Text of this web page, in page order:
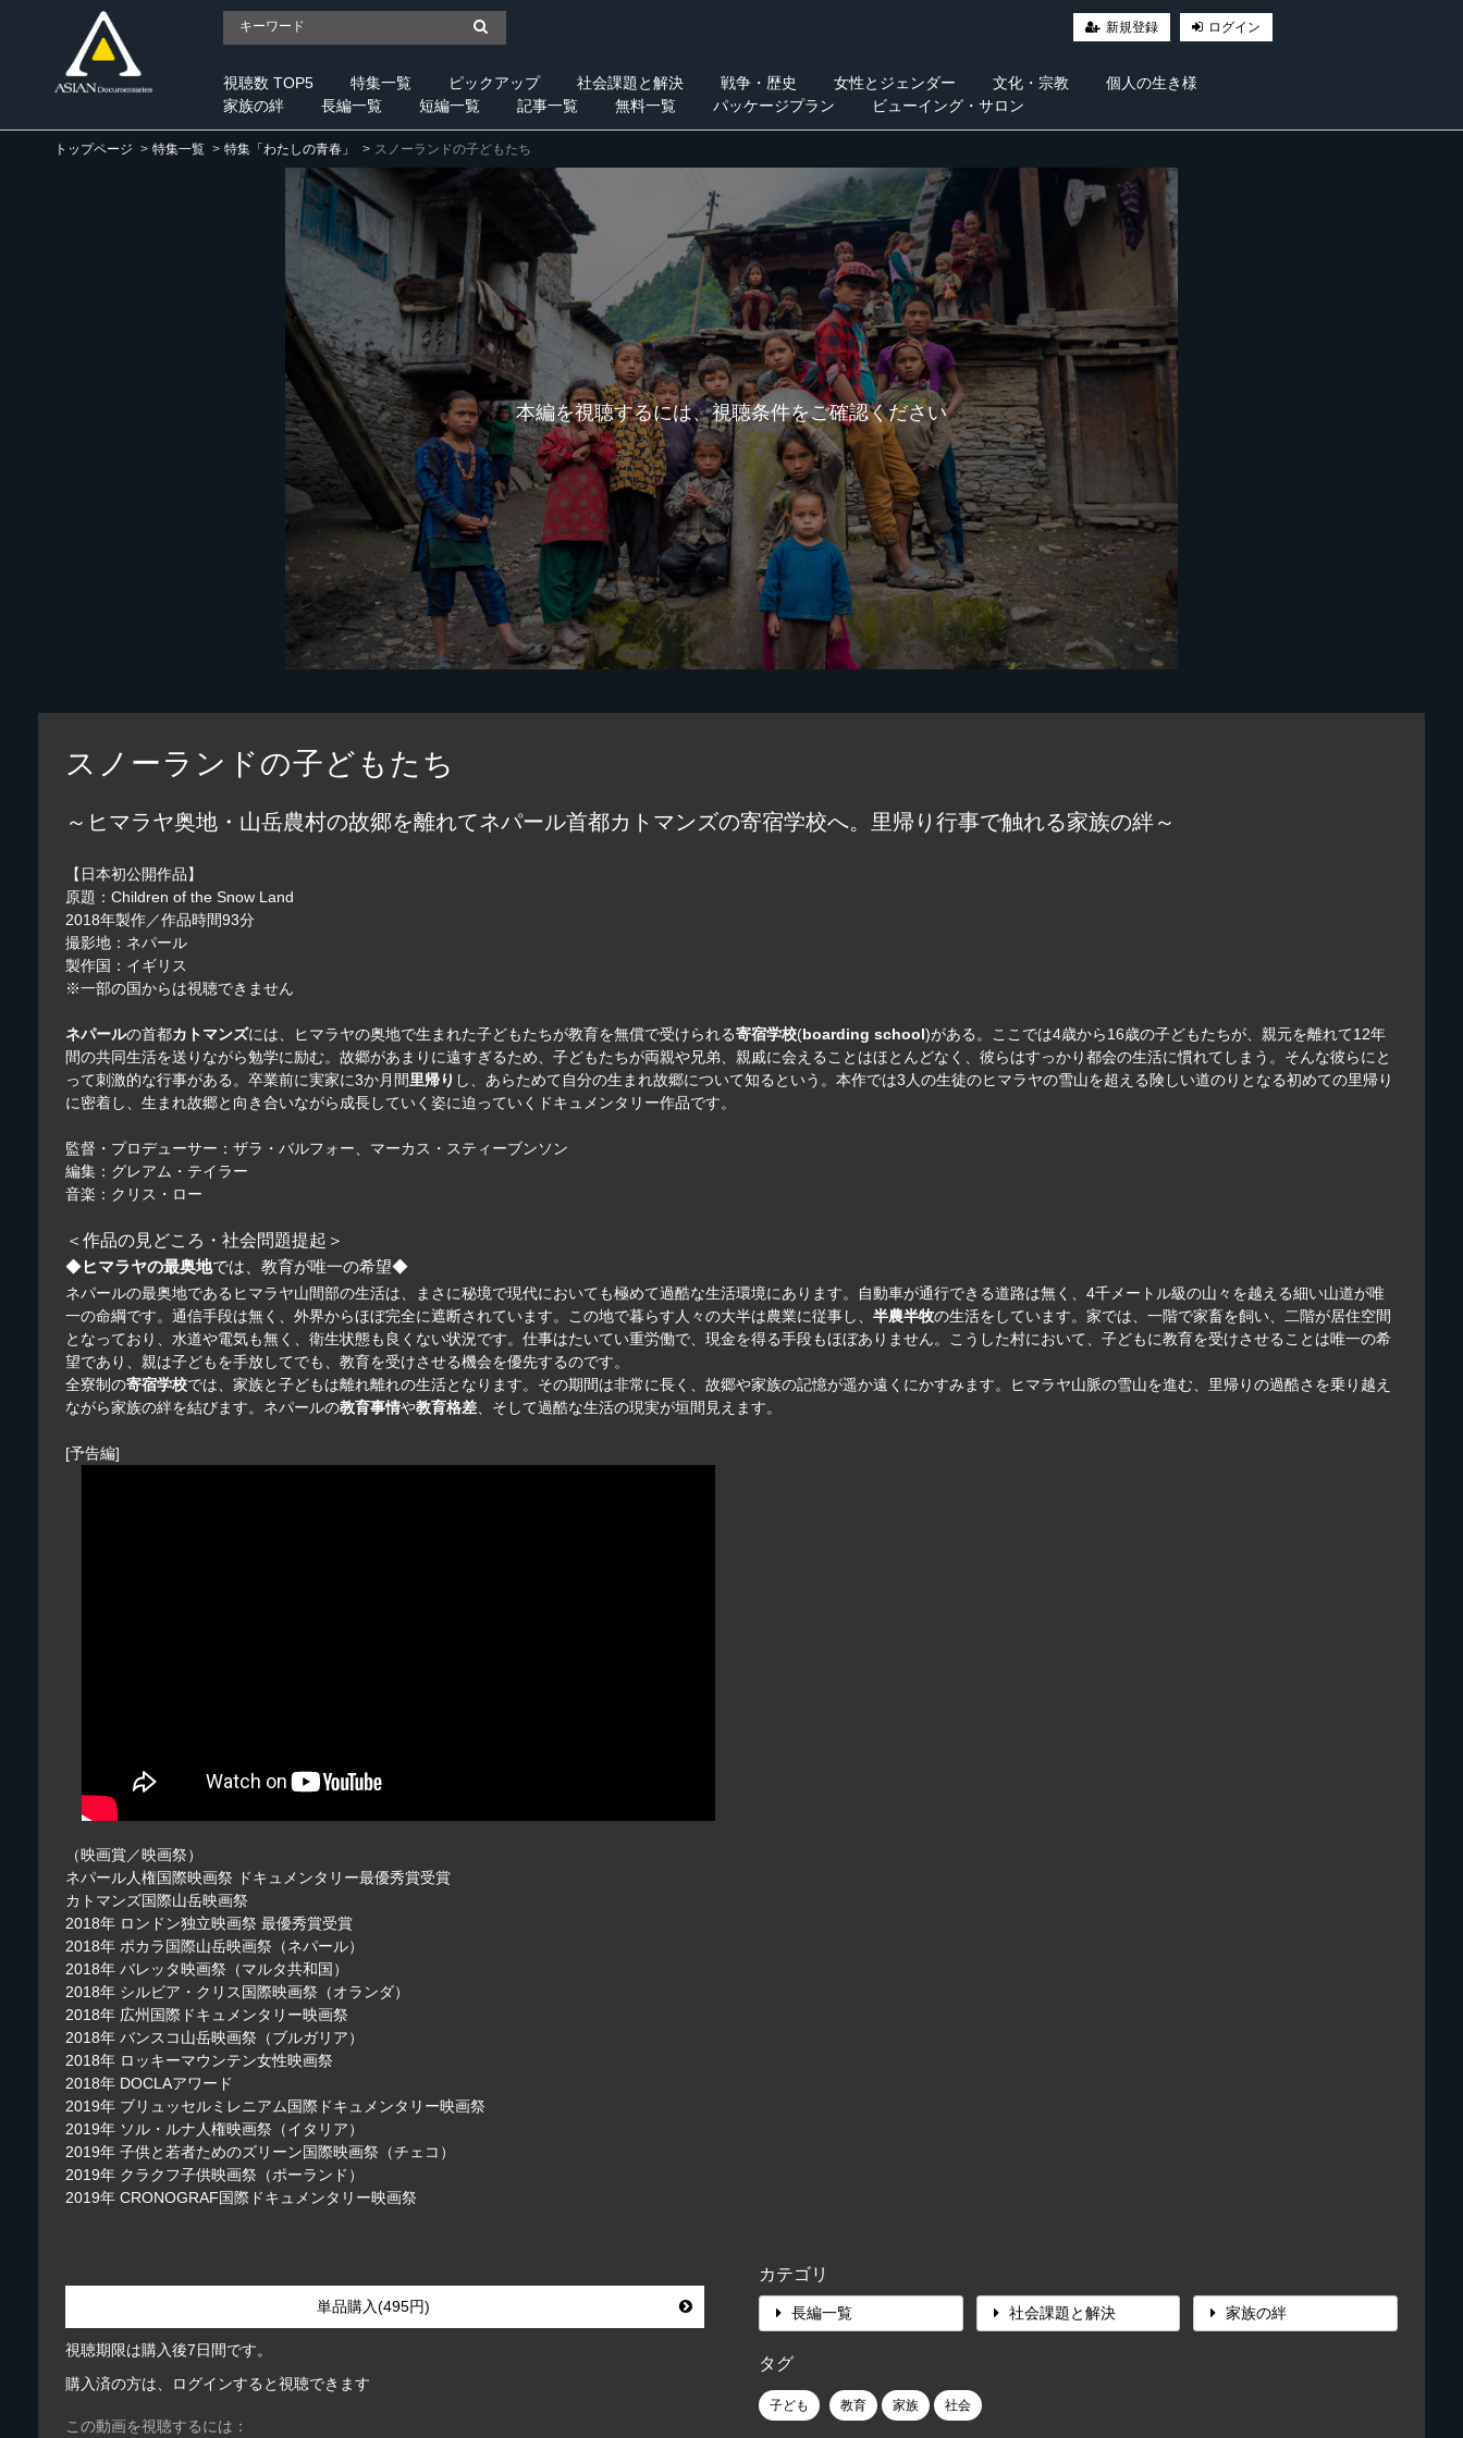
新規登録 ログイン
視聴数 TOP5 特集一覧 ピックアップ 社会課題と解決 戦争・歴史 女性とジェンダー 文化・宗教
個人の生き様
家族の絆
長編一覧 短編一覧 記事一覧 無料一覧 パッケージプラン ビューイング・サロン
トップページ 特集一覧 特集「わたしの青春」 スノーランドの子どもたち
本編を視聴するには、視聴条件をご確認ください
スノーランドの子どもたち
～ヒマラヤ奥地・山岳農村の故郷を離れてネパール首都カトマンズの寄宿学校へ。里帰り行事で触れる家族の絆～
【日本初公開作品】
原題：Children of the Snow Land
2018年製作／作品時間93分
撮影地：ネパール
製作国：イギリス
※一部の国からは視聴できません
ネパールの首都カトマンズには、ヒマラヤの奥地で生まれた子どもたちが教育を無償で受けられる寄宿学校(boarding school)がある。ここでは4歳から16歳の子どもたちが、親元を離れて12年
間の共同生活を送りながら勉学に励む。故郷があまりに遠すぎるため、子どもたちが両親や兄弟、親戚に会えることはほとんどなく、彼らはすっかり都会の生活に慣れてしまう。そんな彼らにと
って刺激的な行事がある。卒業前に実家に3か月間里帰り し、あらためて自分の生まれ故郷について知るという。本作では3人の生徒のヒマラヤの雪山を超える険しい道のりとなる初めての里帰り
に密着し、生まれ故郷と向き合いながら成長していく姿に迫っていくドキュメンタリー作品です。
監督・プロデューサー：ザラ・バルフォー、マーカス・スティーブンソン
編集：グレアム・テイラー
音楽：クリス・ロー
＜作品の見どころ・社会問題提起＞
◆ヒマラヤの最奥地では、教育が唯一の希望◆
ネパールの最奥地であるヒマラヤ山間部の生活は、まさに秘境で現代においても極めて過酷な生活環境にあります。自動車が通行できる道路は無く、4千メートル級の山々を越える細い山道が唯
一の命綱です。通信手段は無く、外界からほぼ完全に遮断されています。この地で暮らす人々の大半は農業に従事し、半農半牧の生活をしています。家では、一階で家畜を飼い、二階が居住空間
となっており、水道や電気も無く、衛生状態も良くない状況です。仕事はたいてい重労働で、現金を得る手段もほぼありません。こうした村において、子どもに教育を受けさせることは唯一の希
望であり、親は子どもを手放してでも、教育を受けさせる機会を優先するのです。
全寮制の寄宿学校では、家族と子どもは離れ離れの生活となります。その期間は非常に長く、故郷や家族の記憶が遥か遠くにかすみます。ヒマラヤ山脈の雪山を進む、里帰りの過酷さを乗り越え
ながら家族の絆を結びます。ネパールの教育事情や教育格差 、そして過酷な生活の現実が垣間見えます。
[予告編]
（映画賞／映画祭）
ネパール人権国際映画祭 ドキュメンタリー最優秀賞受賞
カトマンズ国際山岳映画祭
2018年 ロンドン独立映画祭 最優秀賞受賞
2018年 ポカラ国際山岳映画祭（ネパール）
2018年 バレッタ映画祭（マルタ共和国）
2018年 シルビア・クリス国際映画祭（オランダ）
2018年 広州国際ドキュメンタリー映画祭
2018年 バンスコ山岳映画祭（ブルガリア）
2018年 ロッキーマウンテン女性映画祭
2018年 DOCLAアワード
2019年 ブリュッセルミレニアム国際ドキュメンタリー映画祭
2019年 ソル・ルナ人権映画祭（イタリア）
2019年 子供と若者ためのズリーン国際映画祭（チェコ）
2019年 クラクフ子供映画祭（ポーランド）
2019年 CRONOGRAF国際ドキュメンタリー映画祭
単品購入(495円)
視聴期限は購入後7日間です。
購入済の方は、ログインすると視聴できます
この動画を視聴するには：
カテゴリ
長編一覧 社会課題と解決 家族の絆
タグ
子ども 教育 家族 社会